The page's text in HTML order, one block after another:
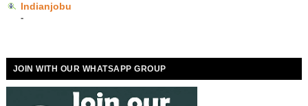
Indianjobu
-
JOIN WITH OUR WHATSAPP GROUP